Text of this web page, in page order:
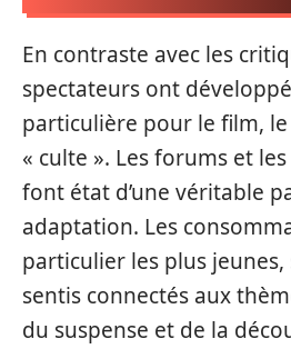
En contraste avec les
spectateurs ont
particulière pour le film,
« culte ». Les forums et
font état d’une véritable
adaptation. Les
particulier les plus
sentis connectés aux
du suspense et de la